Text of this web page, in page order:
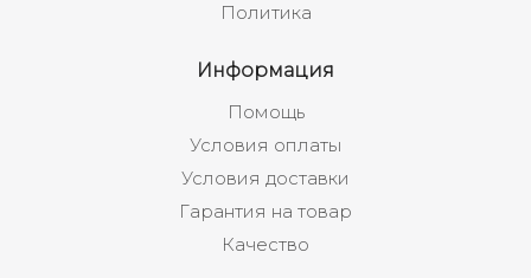
Политика
Информация
Помощь
Условия оплаты
Условия доставки
Гарантия на товар
Качество